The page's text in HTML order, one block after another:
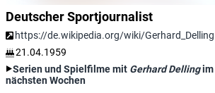
Deutscher Sportjournalist
https://de.wikipedia.org/wiki/Gerhard_Delling
21.04.1959
Serien und Spielfilme mit Gerhard Dellingim
nächsten Wochen